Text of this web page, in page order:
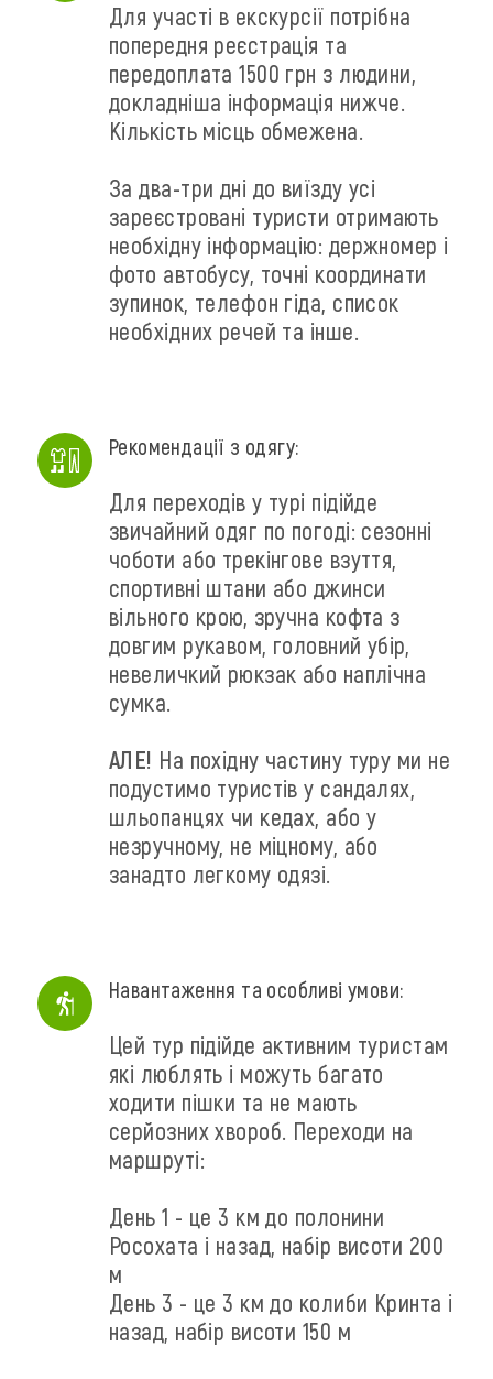
Для участі в екскурсії потрібна
попередня реєстрація та
передоплата 1500 грн з людини,
докладніша інформація нижче.
Кількість місць обмежена.
За два-три дні до виїзду усі
зареєстровані туристи отримають
необхідну інформацію: держномер і
фото автобусу, точні координати
зупинок, телефон гіда, список
необхідних речей та інше.
Рекомендації з одягу:
Для переходів у турі підійде
звичайний одяг по погоді: сезонні
чоботи або трекінгове взуття,
спортивні штани або джинси
вільного крою, зручна кофта з
довгим рукавом, головний убір,
невеличкий рюкзак або наплічна
сумка.
АЛЕ! На похідну частину туру ми не
подустимо туристів у сандалях,
шльопанцях чи кедах, або у
незручному, не міцному, або
занадто легкому одязі.
Навантаження та особливі умови:
Цей тур підійде активним туристам
які люблять і можуть багато
ходити пішки та не мають
серйозних хвороб. Переходи на
маршруті:
День 1 - це 3 км до полонини
Росохата і назад, набір висоти 200
м
День 3 - це 3 км до колиби Кринта і
назад, набір висоти 150 м